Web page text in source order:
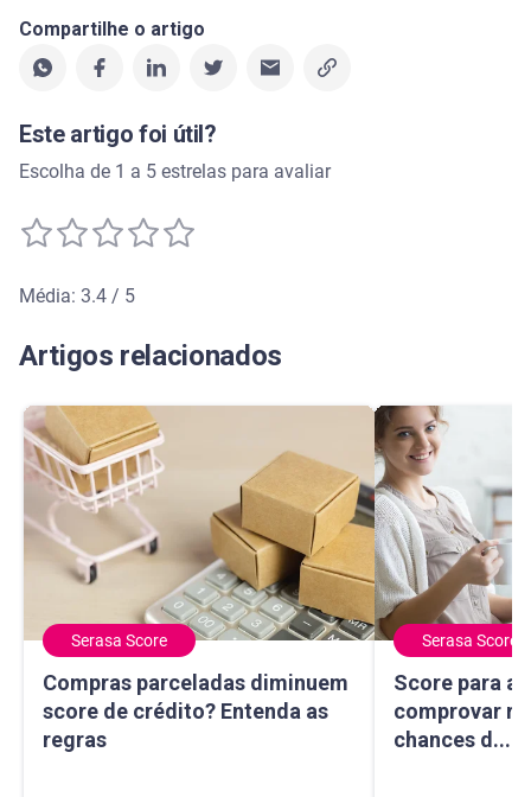
Compartilhe o artigo
Este artigo foi útil?
Escolha de 1 a 5 estrelas para avaliar
Média: 3.4 / 5
Artigos relacionados
Serasa Score
Compras parceladas diminuem
score de crédito? Entenda as
regras
Compras parceladas diminuem score de crédito? Entenda
Serasa Score
Score para
comprovar
chances d...
Score para